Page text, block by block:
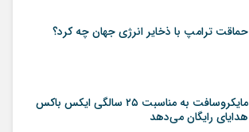
حماقت ترامپ با ذخایر انرژی جهان چه کرد؟
مایکروسافت به مناسبت ۲۵ سالگی ایکس باکس
هدایای رایگان می‌دهد